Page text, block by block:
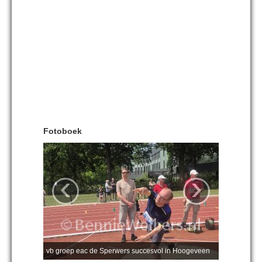
Fotoboek
vb groep eac de Sperwers succesvol in Hoogeveen
‹ ›